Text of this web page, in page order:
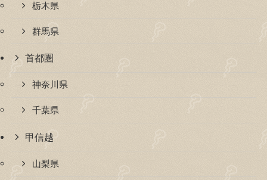
栃木県
群馬県
首都圏
神奈川県
千葉県
甲信越
山梨県